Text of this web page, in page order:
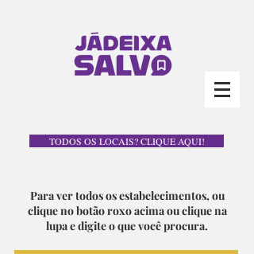
TODOS OS LOCAIS? CLIQUE AQUI!
Para ver todos os estabelecimentos, ou
clique no botão roxo acima ou clique na
lupa e digite o que você procura.